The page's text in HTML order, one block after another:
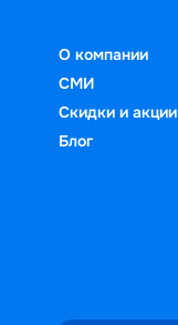
О компании
СМИ
Скидки и акции
Блог